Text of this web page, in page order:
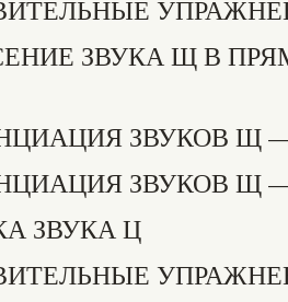
ЗВУКА Щ В
ЗВУКОВ Щ
ЗВУКОВ Щ
ЗВУКА Ц